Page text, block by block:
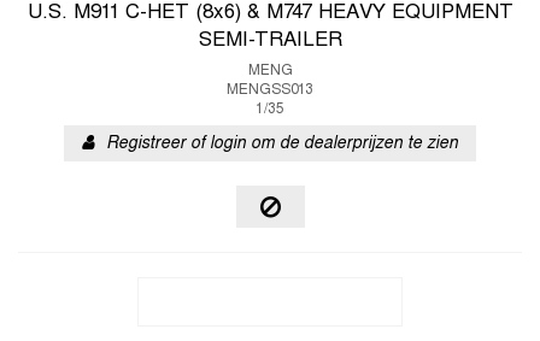
U.S. M911 C-HET (8x6) & M747 HEAVY EQUIPMENT
SEMI-TRAILER
MENG
MENGSS013
1/35
Registreer of login om de dealerprijzen te zien